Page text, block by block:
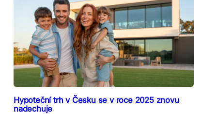
Hypoteční trh v Česku se v roce 2025 znovu
nadechuje